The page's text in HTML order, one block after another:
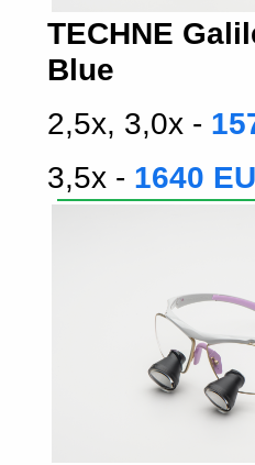
TECHNE
Blue
2,5x, 3,0x -
3,5x - 1640